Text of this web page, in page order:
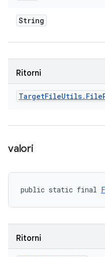
String
Ritorni
TargetFileUtils. File
valori
public static final
Ritorni